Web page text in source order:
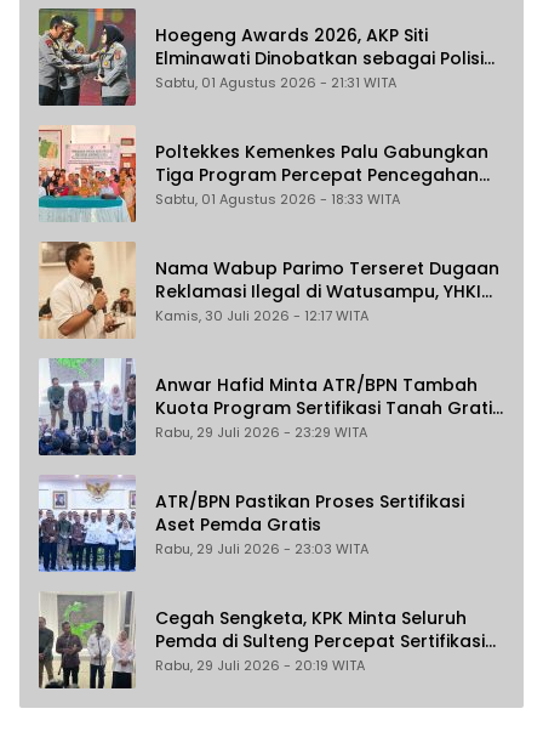
Hoegeng Awards 2026, AKP Siti
Elminawati Dinobatkan sebagai Polisi
Pelindung Perempuan dan Anak
Sabtu, 01 Agustus 2026 - 21:31 WITA
Poltekkes Kemenkes Palu Gabungkan
Tiga Program Percepat Pencegahan
Stunting di Donggala
Sabtu, 01 Agustus 2026 - 18:33 WITA
Nama Wabup Parimo Terseret Dugaan
Reklamasi Ilegal di Watusampu, YHKI
Desak Polda Sulteng Tingkatkan
Kamis, 30 Juli 2026 - 12:17 WITA
Anwar Hafid Minta ATR/BPN Tambah
Kuota Program Sertifikasi Tanah Gratis
untuk Masyarakat Berpenghasilan
Rabu, 29 Juli 2026 - 23:29 WITA
ATR/BPN Pastikan Proses Sertifikasi
Aset Pemda Gratis
Rabu, 29 Juli 2026 - 23:03 WITA
Cegah Sengketa, KPK Minta Seluruh
Pemda di Sulteng Percepat Sertifikasi
Aset Tanah Daerah
Rabu, 29 Juli 2026 - 20:19 WITA